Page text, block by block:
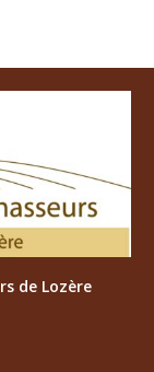
de Lozère